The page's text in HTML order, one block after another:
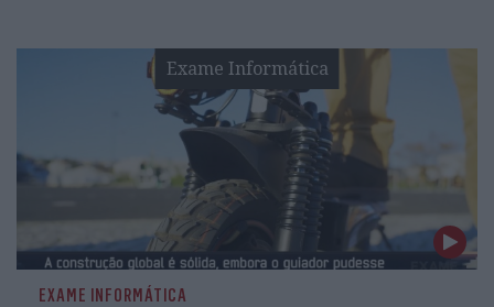
Exame Informática
EXAME INFORMÁTICA